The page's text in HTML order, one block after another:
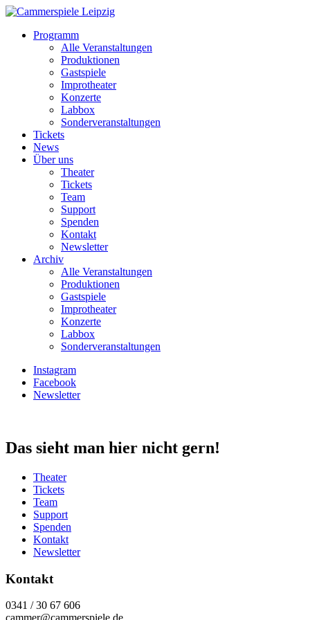
Programm
Alle Veranstaltungen
Produktionen
Gastspiele
Improtheater
Konzerte
Labbox
Sonderveranstaltungen
Tickets
News
Über uns
Theater
Tickets
Team
Support
Spenden
Kontakt
Newsletter
Archiv
Alle Veranstaltungen
Produktionen
Gastspiele
Improtheater
Konzerte
Labbox
Sonderveranstaltungen
Instagram
Facebook
Newsletter
Das sieht man hier nicht gern!
Theater
Tickets
Team
Support
Spenden
Kontakt
Newsletter
Kontakt
0341 / 30 67 606